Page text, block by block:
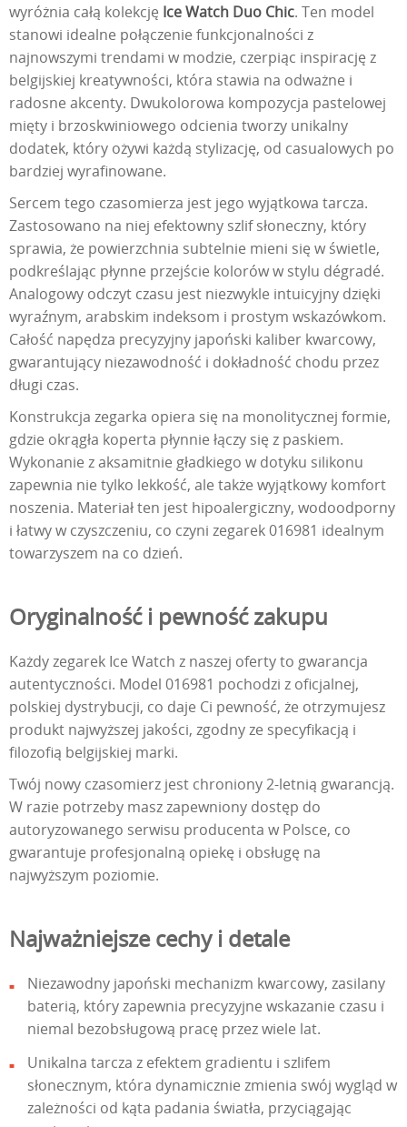
wyróżnia całą kolekcję Ice Watch Duo Chic. Ten model
stanowi idealne połączenie funkcjonalności z
najnowszymi trendami w modzie, czerpiąc inspirację z
belgijskiej kreatywności, która stawia na odważne i
radosne akcenty. Dwukolorowa kompozycja pastelowej
mięty i brzoskwiniowego odcienia tworzy unikalny
dodatek, który ożywi każdą stylizację, od casualowych po
bardziej wyrafinowane.
Sercem tego czasomierza jest jego wyjątkowa tarcza.
Zastosowano na niej efektowny szlif słoneczny, który
sprawia, że powierzchnia subtelnie mieni się w świetle,
podkreślając płynne przejście kolorów w stylu dégradé.
Analogowy odczyt czasu jest niezwykle intuicyjny dzięki
wyraźnym, arabskim indeksom i prostym wskazówkom.
Całość napędza precyzyjny japoński kaliber kwarcowy,
gwarantujący niezawodność i dokładność chodu przez
długi czas.
Konstrukcja zegarka opiera się na monolitycznej formie,
gdzie okrągła koperta płynnie łączy się z paskiem.
Wykonanie z aksamitnie gładkiego w dotyku silikonu
zapewnia nie tylko lekkość, ale także wyjątkowy komfort
noszenia. Materiał ten jest hipoalergiczny, wodoodporny
i łatwy w czyszczeniu, co czyni zegarek 016981 idealnym
towarzyszem na co dzień.
Oryginalność i pewność zakupu
Każdy zegarek Ice Watch z naszej oferty to gwarancja
autentyczności. Model 016981 pochodzi z oficjalnej,
polskiej dystrybucji, co daje Ci pewność, że otrzymujesz
produkt najwyższej jakości, zgodny ze specyfikacją i
filozofią belgijskiej marki.
Twój nowy czasomierz jest chroniony 2-letnią gwarancją.
W razie potrzeby masz zapewniony dostęp do
autoryzowanego serwisu producenta w Polsce, co
gwarantuje profesjonalną opiekę i obsługę na
najwyższym poziomie.
Najważniejsze cechy i detale
Niezawodny japoński mechanizm kwarcowy, zasilany
baterią, który zapewnia precyzyjne wskazanie czasu i
niemal bezobsługową pracę przez wiele lat.
Unikalna tarcza z efektem gradientu i szlifem
słonecznym, która dynamicznie zmienia swój wygląd w
zależności od kąta padania światła, przyciągając